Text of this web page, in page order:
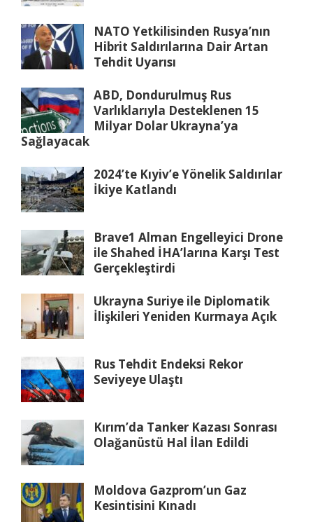
NATO Yetkilisinden Rusya’nın
Hibrit Saldırılarına Dair Artan
Tehdit Uyarısı
ABD, Dondurulmuş Rus
Varlıklarıyla Desteklenen 15
Milyar Dolar Ukrayna’ya
Sağlayacak
2024’te Kıyiv’e Yönelik Saldırılar
İkiye Katlandı
Brave1 Alman Engelleyici Drone
ile Shahed İHA’larına Karşı Test
Gerçekleştirdi
Ukrayna Suriye ile Diplomatik
İlişkileri Yeniden Kurmaya Açık
Rus Tehdit Endeksi Rekor
Seviyeye Ulaştı
Kırım’da Tanker Kazası Sonrası
Olağanüstü Hal İlan Edildi
Moldova Gazprom’un Gaz
Kesintisini Kınadı